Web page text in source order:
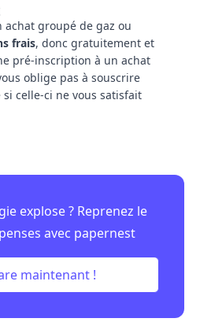
groupé de gaz ou
frais, donc gratuitement et
pré-inscription à un achat
oblige pas à souscrire
celle-ci ne vous satisfait
explose ? Reprenez le
avec papernest
maintenant !